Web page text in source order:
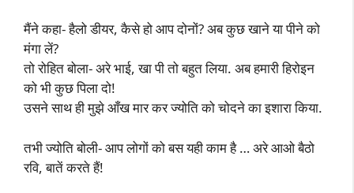
मैंने कहा- हैलो डीयर, कैसे हो आप दोनों? अब कुछ खाने या पीने को
मंगा लें?
तो रोहित बोला- अरे भाई, खा पी तो बहुत लिया. अब हमारी हिरोइन
को भी कुछ पिला दो!
उसने साथ ही मुझे आँख मार कर ज्योति को चोदने का इशारा किया.
तभी ज्योति बोली- आप लोगों को बस यही काम है … अरे आओ बैठो
रवि, बातें करते हैं!